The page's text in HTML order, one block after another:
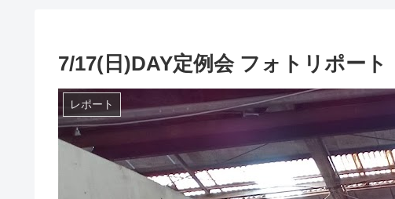
7/17(日)DAY定例会 フォトリポート
レポート